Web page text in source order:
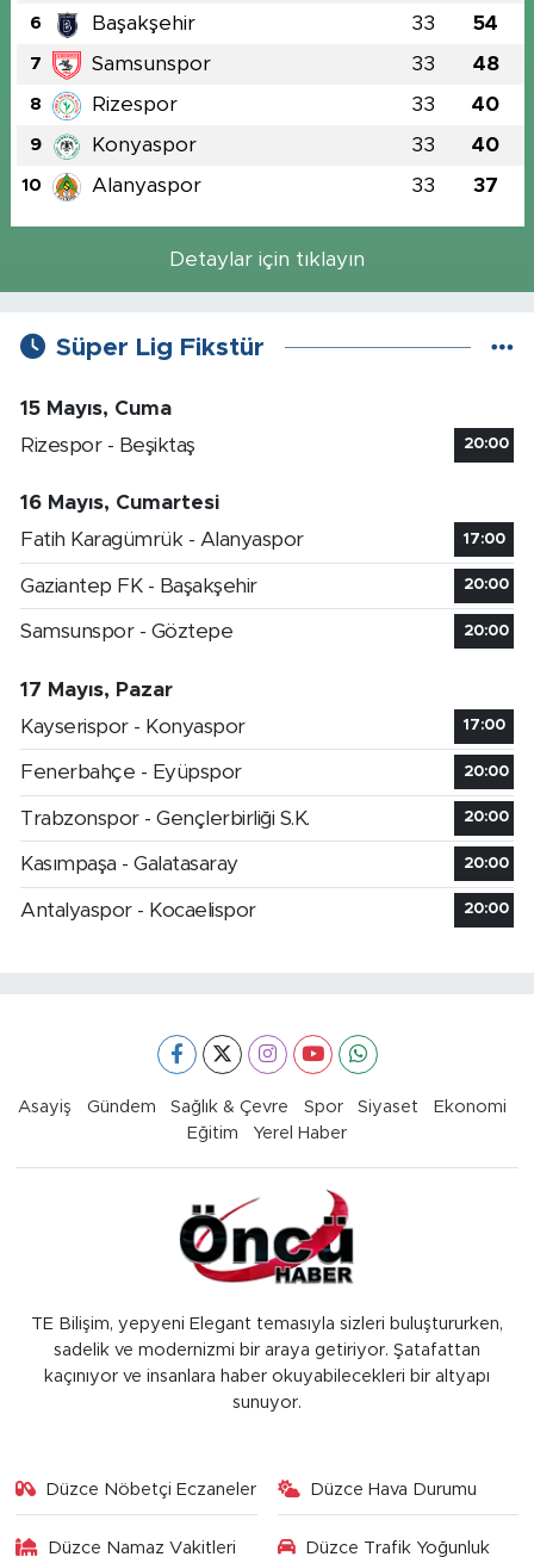
6 Başakşehir 33 54
7 Samsunspor 33 48
8 Rizespor 33 40
9 Konyaspor 33 40
10 Alanyaspor 33 37
Detaylar için tıklayın
Süper Lig Fikstür
15 Mayıs, Cuma
Rizespor - Beşiktaş
20:00
16 Mayıs, Cumartesi
Fatih Karagümrük - Alanyaspor
17:00
Gaziantep FK - Başakşehir 20:00
Samsunspor - Göztepe 20:00
17 Mayıs, Pazar
Kayserispor - Konyaspor
17:00
Fenerbahçe - Eyüpspor 20:00
Trabzonspor - Gençlerbirliği S.K. 20:00
Kasımpaşa - Galatasaray 20:00
Antalyaspor - Kocaelispor 20:00
Asayiş Gündem Sağlık & Çevre Spor Siyaset
Ekonomi
Eğitim
Yerel Haber
TE Bilişim, yepyeni Elegant temasıyla sizleri buluştururken,
sadelik ve modernizmi bir araya getiriyor. Şatafattan
kaçınıyor ve insanlara haber okuyabilecekleri bir altyapı
sunuyor.
Düzce Nöbetçi Eczaneler Düzce Hava Durumu
Düzce Namaz Vakitleri Düzce Trafik Yoğunluk